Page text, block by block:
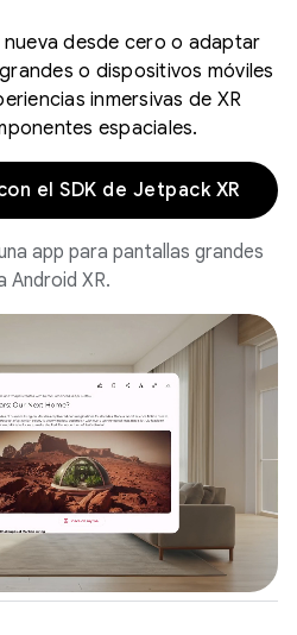
desde cero o adaptar
o dispositivos móviles
inmersivas de XR
espaciales.
el SDK de Jetpack XR
app para pantallas grandes
Android XR.